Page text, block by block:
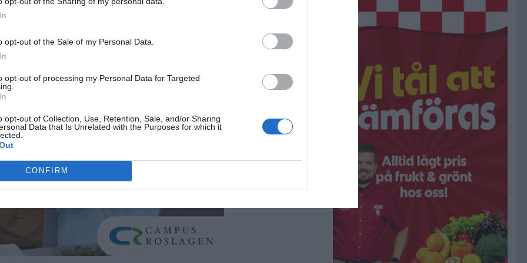
opt-out of the Sale of my Personal Data.
opt-out of processing my Personal Data for Targeted
opt-out of Collection, Use, Retention, Sale, and/or Sharing
Data that Is Unrelated with the Purposes for which it
CONFIRM
ANNONS